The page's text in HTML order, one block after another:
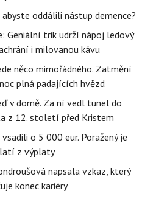
oddálili nástup demence?
Geniální trik udrží nápoj ledový
i milovanou kávu
něco mimořádného. Zatmění
plná padajících hvězd
v domě. Za ní vedl tunel do
z 12. století před Kristem
o 5 000 eur. Poražený je
z výplaty
napsala vzkaz, který
konec kariéry